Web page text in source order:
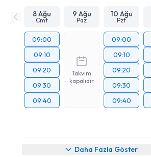
8 Ağu
Cmt
9 Ağu
Paz
10 Ağu
Pzt
09:00
09:10
09:20
09:30
09:40
Takvim
kapalıdır
09:00
09:10
09:20
09:30
09:40
Daha Fazla Göster
Randevu Takvimi Talebi